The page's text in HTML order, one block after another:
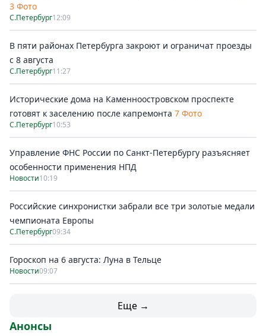
3 Фото
С.Петербург12:09
В пяти районах Петербурга закроют и ограничат проезды
с 8 августа
С.Петербург11:27
Исторические дома на Каменноостровском проспекте
готовят к заселению после капремонта 7 Фото
С.Петербург10:53
Управление ФНС России по Санкт-Петербургу разъясняет
особенности применения НПД
Новости10:19
Российские синхронистки забрали все три золотые медали
чемпионата Европы
С.Петербург09:34
Гороскоп на 6 августа: Луна в Тельце
Новости09:07
Еще →
Анонсы